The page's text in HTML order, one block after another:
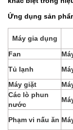
Ứng dụng sản
Máy gia dụng
Fan
Tủ lạnh
Máy giặt
Các lò phun
nước
Phạm vi nấu ăn